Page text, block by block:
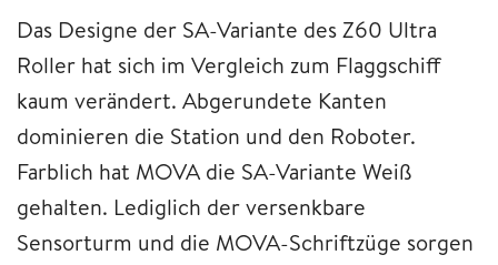
Das Designe der SA-Variante des Z60 Ultra
Roller hat sich im Vergleich zum Flaggschiff
kaum verändert. Abgerundete Kanten
dominieren die Station und den Roboter.
Farblich hat MOVA die SA-Variante Weiß
gehalten. Lediglich der versenkbare
Sensorturm und die MOVA-Schriftzüge sorgen